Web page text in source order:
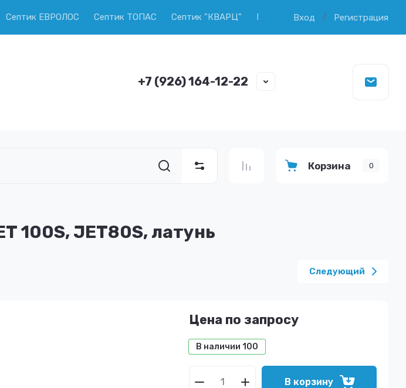
Септик ЕВРОЛОС Септик ТОПАС Септик "КВАРЦ" Продажа колец ЖБИ Копка и
Вход / Регистрация
+7 (926) 164-12-22
Корзина 0
100S, JET80S, латунь
Следующий
В наличии 100
Цена по запросу
В корзину